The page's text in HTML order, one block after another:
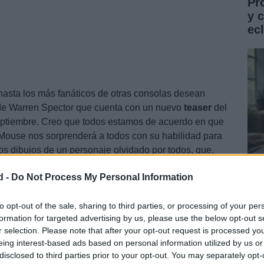
- Do Not Process My Personal Information
opt-out of the sale, sharing to third parties, or processing of your
for targeted advertising by us, please use the below opt-out
selection. Please note that after your opt-out request is processed
interest-based ads based on personal information utilized by us
to third parties prior to your opt-out. You may separately
los más fanáticos de otras consolas desean
Warren Spector que cuenta con un nuevo teaser del
Creo que todos estamos de acuerdo en que
Mouse nos sorprenderá a todos con su habilidad para
dibujos de un personaje olvidado por todos, que,
olvidados de
y